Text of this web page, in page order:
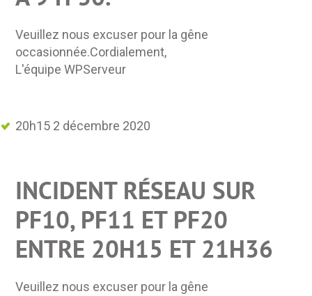
Veuillez nous excuser pour la gêne
occasionnée.Cordialement,
L'équipe WPServeur
20h15 2 décembre 2020
INCIDENT RÉSEAU SUR
PF10, PF11 ET PF20
ENTRE 20H15 ET 21H36
Veuillez nous excuser pour la gêne